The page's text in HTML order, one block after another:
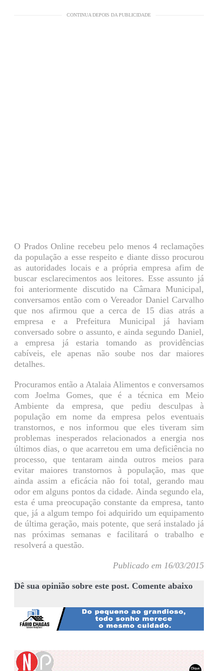
CONTINUA DEPOIS DA PUBLICIDADE
O Prados Online recebeu pelo menos 4 reclamações
da população a esse respeito e diante disso procurou
as autoridades locais e a própria empresa afim de
buscar esclarecimentos aos leitores. Esse assunto já
foi anteriormente discutido na Câmara Municipal,
conversamos então com o Vereador Daniel Carvalho
que nos afirmou que a cerca de 15 dias atrás a
empresa e a Prefeitura Municipal já haviam
conversado sobre o assunto, e ainda segundo Daniel,
a empresa já estaria tomando as providências
cabíveis, ele apenas não soube nos dar maiores
detalhes.
Procuramos então a Atalaia Alimentos e conversamos
com Joelma Gomes, que é a técnica em Meio
Ambiente da empresa, que pediu desculpas à
população em nome da empresa pelos eventuais
transtornos, e nos informou que eles tiveram sim
problemas inesperados relacionados a energia nos
últimos dias, o que acarretou em uma deficiência no
processo, que tentaram ainda outros meios para
evitar maiores transtornos à população, mas que
ainda assim a eficácia não foi total, gerando mau
odor em alguns pontos da cidade. Ainda segundo ela,
esta é uma preocupação constante da empresa, tanto
que, já a algum tempo foi adquirido um equipamento
de última geração, mais potente, que será instalado já
nas próximas semanas e facilitará o trabalho e
resolverá a questão.
Publicado em 16/03/2015
Dê sua opinião sobre este post. Comente abaixo